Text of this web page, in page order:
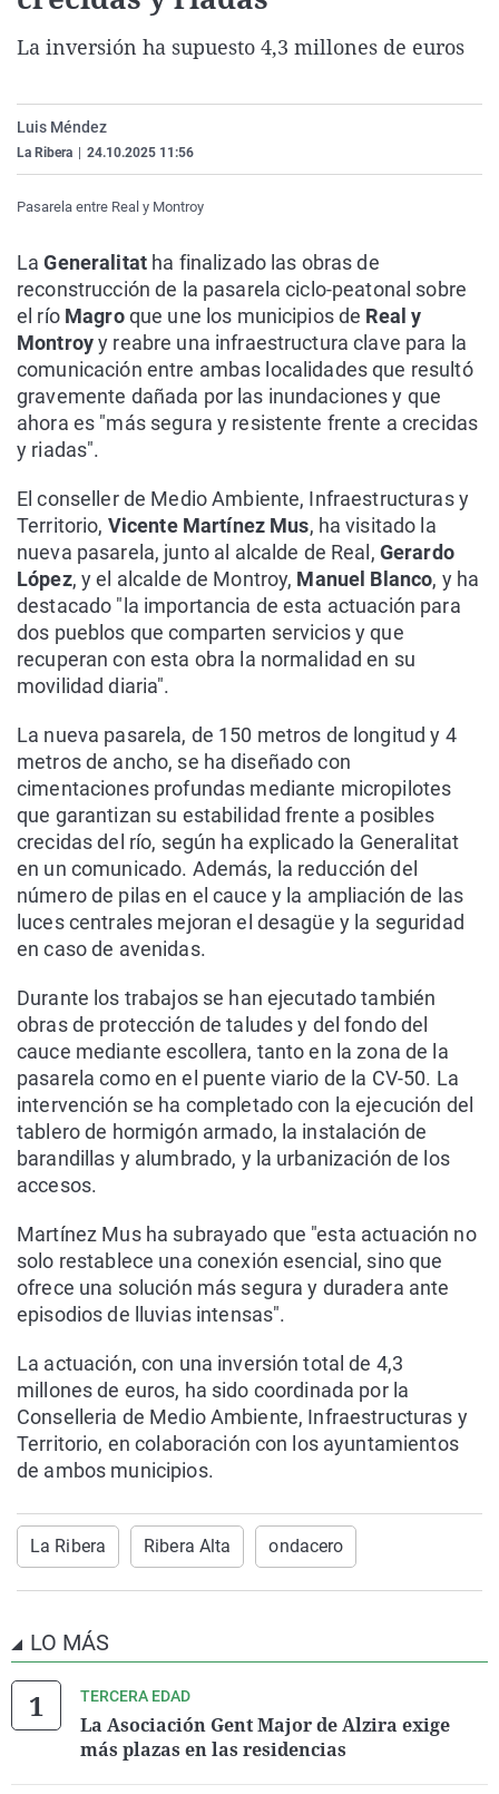
Gente viajera
Retornados
Galicia
País Vasco
Televisión
La inversión ha supuesto 4,3 millones de euros
Luis Méndez
La Ribera 24.10.2025 11:56
Pasarela entre Real y Montroy
LaGeneralitat ha finalizado las obras de
reconstrucción de la pasarela ciclo-peatonal sobre
el río Magroque une los municipios de Real y
Montroyy reabre una infraestructura clave para la
comunicación entre ambas localidades que resultó
gravemente dañada por las inundaciones y que
ahora es "más segura y resistente frente a crecidas
y riadas".
El conseller de Medio Ambiente, Infraestructuras y
Territorio, Vicente Martínez Mus, ha visitado la
nueva pasarela, junto al alcalde de Real, Gerardo
López, y el alcalde de Montroy, Manuel Blanco, y ha
destacado "la importancia de esta actuación para
dos pueblos que comparten servicios y que
recuperan con esta obra la normalidad en su
movilidad diaria".
La nueva pasarela, de 150 metros de longitud y 4
metros de ancho, se ha diseñado con
cimentaciones profundas mediante micropilotes
que garantizan su estabilidad frente a posibles
crecidas del río, según ha explicado la Generalitat
en un comunicado. Además, la reducción del
número de pilas en el cauce y la ampliación de las
luces centrales mejoran el desagüe y la seguridad
en caso de avenidas.
Durante los trabajos se han ejecutado también
obras de protección de taludes y del fondo del
cauce mediante escollera, tanto en la zona de la
pasarela como en el puente viario de la CV-50. La
intervención se ha completado con la ejecución del
tablero de hormigón armado, la instalación de
barandillas y alumbrado, y la urbanización de los
accesos.
Martínez Mus ha subrayado que "esta actuación no
solo restablece una conexión esencial, sino que
ofrece una solución más segura y duradera ante
episodios de lluvias intensas".
La actuación, con una inversión total de 4,3
millones de euros, ha sido coordinada por la
Conselleria de Medio Ambiente, Infraestructuras y
Territorio, en colaboración con los ayuntamientos
de ambos municipios.
La Ribera Ribera Alta ondacero
LO MÁS
TERCERA EDAD
La Asociación Gent Major de Alzira exige
más plazas en las residencias